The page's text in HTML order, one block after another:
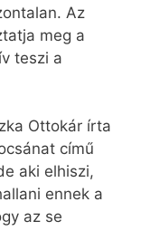
Az
meg a
teszi a
Ottokár írta
című
aki elhiszi,
ennek a
az se